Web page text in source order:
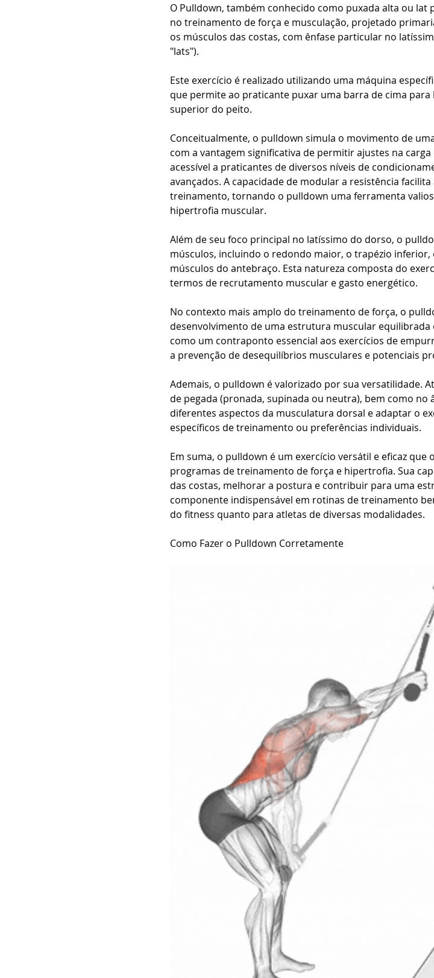
O Pulldown, também conhecido como puxada alta ou
no treinamento de força e musculação, projetado
os músculos das costas, com ênfase particular no
"lats").
Este exercício é realizado utilizando uma máquina
que permite ao praticante puxar uma barra de cima
superior do peito.
Conceitualmente, o pulldown simula o movimento de
com a vantagem significativa de permitir ajustes na
acessível a praticantes de diversos níveis de
avançados. A capacidade de modular a resistência
treinamento, tornando o pulldown uma ferramenta
hipertrofia muscular.
Além de seu foco principal no latíssimo do dorso, o
músculos, incluindo o redondo maior, o trapézio
músculos do antebraço. Esta natureza composta do
termos de recrutamento muscular e gasto energético.
No contexto mais amplo do treinamento de força, o
desenvolvimento de uma estrutura muscular
como um contraponto essencial aos exercícios de
a prevenção de desequilíbrios musculares e potenciais
Ademais, o pulldown é valorizado por sua versatilidade.
de pegada (pronada, supinada ou neutra), bem como no
diferentes aspectos da musculatura dorsal e adaptar o
específicos de treinamento ou preferências individuais.
Em suma, o pulldown é um exercício versátil e eficaz que
programas de treinamento de força e hipertrofia. Sua
das costas, melhorar a postura e contribuir para uma
componente indispensável em rotinas de treinamento
do fitness quanto para atletas de diversas modalidades.
Como Fazer o Pulldown Corretamente